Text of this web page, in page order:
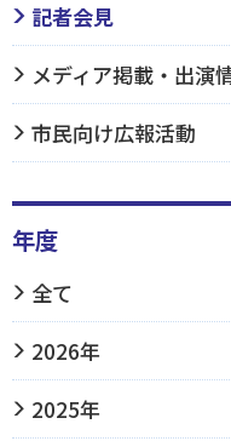
記者会見
メディア掲載・出演
市民向け広報活動
年度
全て
2026年
2025年